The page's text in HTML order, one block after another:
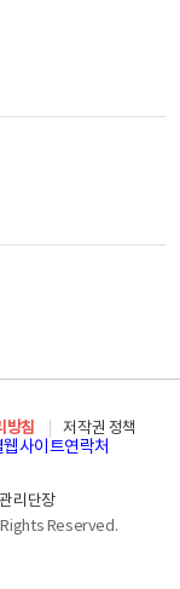
방침
저작권 정책
사이트연락처
리단장
Rights Reserved.